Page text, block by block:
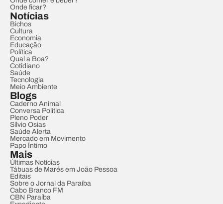
Onde ficar?
Notícias
Bichos
Cultura
Economia
Educação
Política
Qual a Boa?
Cotidiano
Saúde
Tecnologia
Meio Ambiente
Blogs
Caderno Animal
Conversa Política
Pleno Poder
Sílvio Osias
Saúde Alerta
Mercado em Movimento
Papo Íntimo
Mais
Últimas Notícias
Tábuas de Marés em João Pessoa
Editais
Sobre o Jornal da Paraíba
Cabo Branco FM
CBN Paraíba